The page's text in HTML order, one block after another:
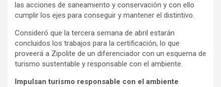
las acciones de saneamiento y conservación y con ello
cumplir los ejes para conseguir y mantener el distintivo.
Consideró que la tercera semana de abril estarán
concluidos los trabajos para la certificación, lo que
proveerá a Zipolite de un diferenciador con un esquema de
turismo sustentable y responsable con el ambiente.
Impulsan turismo responsable con el ambiente